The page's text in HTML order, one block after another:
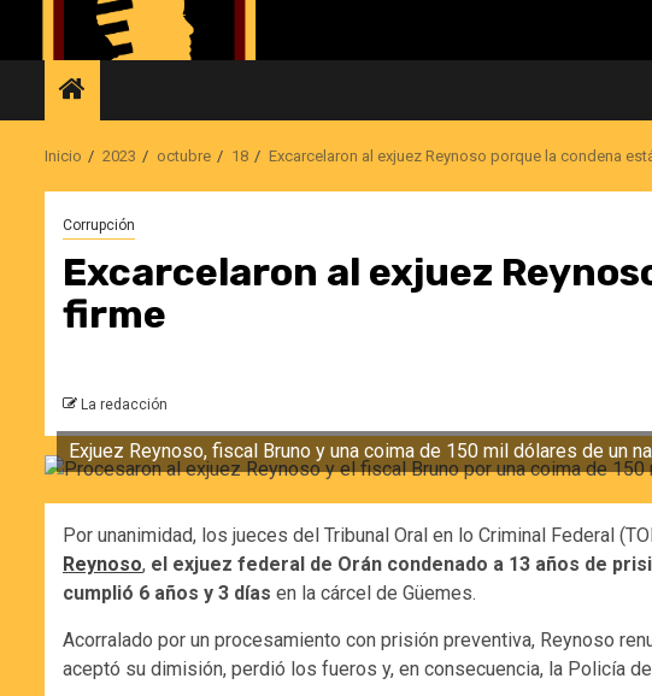
Inicio 2023 octubre 18 Excarcelaron al exjuez Reynoso porque la condena
Corrupción
Excarcelaron al exjuez
firme
La redacción
Exjuez Reynoso, fiscal Bruno y una coima de 150 mil dólares de un
Por unanimidad, los jueces del Tribunal Oral en lo Criminal Federal
Reynoso, el exjuez federal de Orán condenado a 13 años de
cumplió 6 años y 3 días en la cárcel de Güemes.
Acorralado por un procesamiento con prisión preventiva, Reynoso
aceptó su dimisión, perdió los fueros y, en consecuencia, la Policía